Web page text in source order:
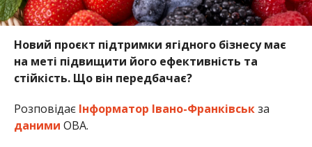
Новий проєкт підтримки ягідного бізнесу має
на меті підвищити його ефективність та
стійкість. Що він передбачає?
Розповідає Інформатор Івано-Франківськза
даними ОВА.